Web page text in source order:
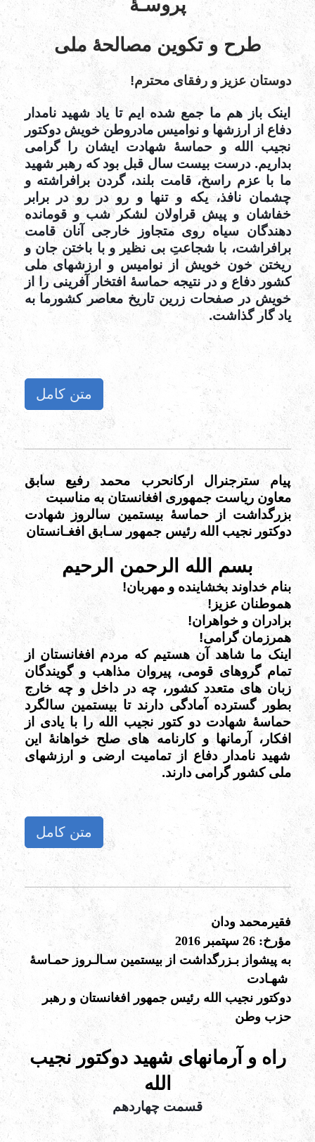
پروسـۀ
طرح و تکوین مصالحۀ ملی
دوستان عزیز و رفقای محترم!
اینک باز هم ما جمع شده ایم تا یاد شهید نامدار
دفاع از ارزشها و نوامیس مادروطن خویش دوکتور
نجیب الله و حماسۀ شهادت ایشان را گرامی
بداریم. درست بیست سال قبل بود که رهبر شهید
ما با عزم راسخ، قامت بلند، گردن برافراشته و
چشمان نافذ، یکه و تنها و رو در رو در برابر
خفاشان و پیش قراولان لشکر شب و قومانده
دهندگان سیاه روی متجاوز خارجی آنان قامت
برافراشت، با شجاعتِ بی نظیر و با باختن جان و
ریختن خون خویش از نوامیس و ارزشهای ملی
کشور دفاع و در نتیجه حماسۀ افتخار آفرینی را از
خویش در صفحات زرین تاریخ معاصر کشورما به
یاد گار گذاشت.
متن کامل
پیام سترجنرال ارکانحرب محمد رفیع سابق
معاون ریاست جمهوری افغانستان به مناسبت
بزرگداشت از حماسۀ بیستمین سالروز شهادت
دوکتور نجیب الله رئیس جمهور سـابق افغـانستان
بسم الله الرحمن الرحیم
بنام خداوند بخشاینده و مهربان!
هموطنان عزیز!
برادران و خواهران!
همرزمان گرامی!
اینک ما شاهد آن هستیم که مردم افغانستان از
تمام گروهای قومی، پیروان مذاهب و گویندگان
زبان های متعدد کشور، چه در داخل و چه خارج
بطور گسترده آمادگی دارند تا بیستمین سالگرد
حماسۀ شهادت دو کتور نجیب الله را با یادی از
افکار، آرمانها و کارنامه های صلح خواهانۀ این
شهید نامدار دفاع از تمامیت ارضی و ارزشهای
ملی کشور گرامی دارند.
متن کامل
فقیرمحمد ودان
مؤرخ: 26 سپتمبر 2016
به پیشواز بـزرگداشت از بیستمین سـالـروز حمـاسۀ
شهـادت
دوکتور نجیب الله رئیس جمهور افغانستان و رهبر
حزب وطن
راه و آرمانهای شهید دوکتور نجیب
الله
قسمت چهاردهم